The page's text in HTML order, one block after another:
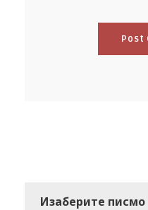
Изаберите писмо